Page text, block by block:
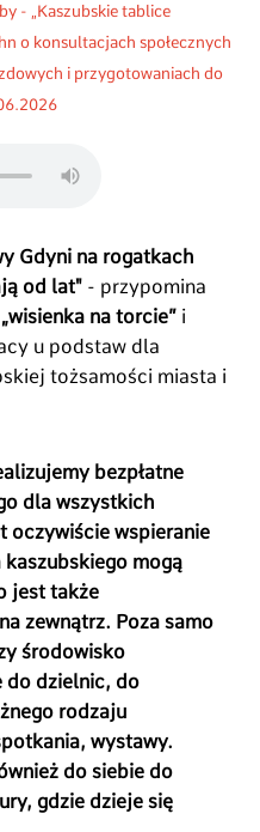
- „Kaszubskie tablice
o konsultacjach społecznych
i przygotowaniach do
Gdyni na rogatkach
od lat" - przypomina
„wisienka na torcie” i
u podstaw dla
tożsamości miasta i
bezpłatne
dla wszystkich
oczywiście wspieranie
mogą
jest także
zewnątrz. Poza samo
środowisko
do dzielnic, do
rodzaju
wystawy.
do siebie do
gdzie dzieje się